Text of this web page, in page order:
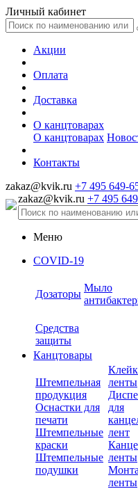
Личный кабинет
Акции
Оплата
Доставка
О канцтоварах
О канцтоварах
Контакты
zakaz@kvik.ru +7 495 649-
zakaz@kvik.ru +7 495
Меню
COVID-19
Дозаторы
Мыло
Средства
защиты
Канцтовары
Штемпельная
продукция
Оснастки для
печати
Штемпельные
краски
Штемпельные
подушки
ленты
для
лент
ленты
ленты